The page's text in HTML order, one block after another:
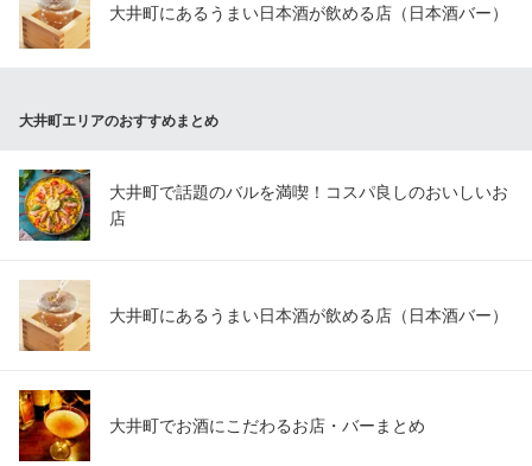
大井町にあるうまい日本酒が飲める店（日本酒バー）
大井町エリアのおすすめまとめ
大井町で話題のバルを満喫！コスパ良しのおいしいお
店
大井町にあるうまい日本酒が飲める店（日本酒バー）
大井町でお酒にこだわるお店・バーまとめ